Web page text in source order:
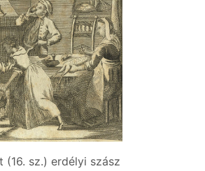
(16. sz.) erdélyi szász